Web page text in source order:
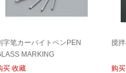
字笔カーバイトペンPEN
MARKING
买 收藏
搅
购买